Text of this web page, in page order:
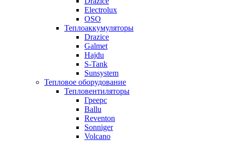
Electrolux
OSO
Теплоаккумуляторы
Drazice
Galmet
Hajdu
S-Tank
Sunsystem
Тепловое оборудование
Тепловентиляторы
Греерс
Ballu
Reventon
Sonniger
Volcano